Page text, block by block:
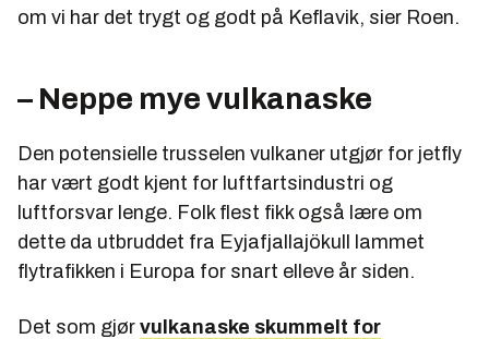
om vi har det trygt og godt på Keflavik, sier Roen.
– Neppe mye vulkanaske
Den potensielle trusselen vulkaner utgjør for jetfly
har vært godt kjent for luftfartsindustri og
luftforsvar lenge. Folk flest fikk også lære om
dette da utbruddet fra Eyjafjallajökull lammet
flytrafikken i Europa for snart elleve år siden.
Det som gjør vulkanaske skummelt for